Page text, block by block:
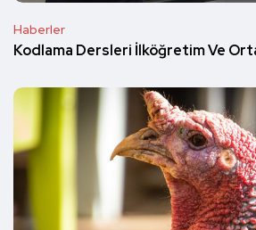
Haberler
Kodlama Dersleri İlköğretim Ve